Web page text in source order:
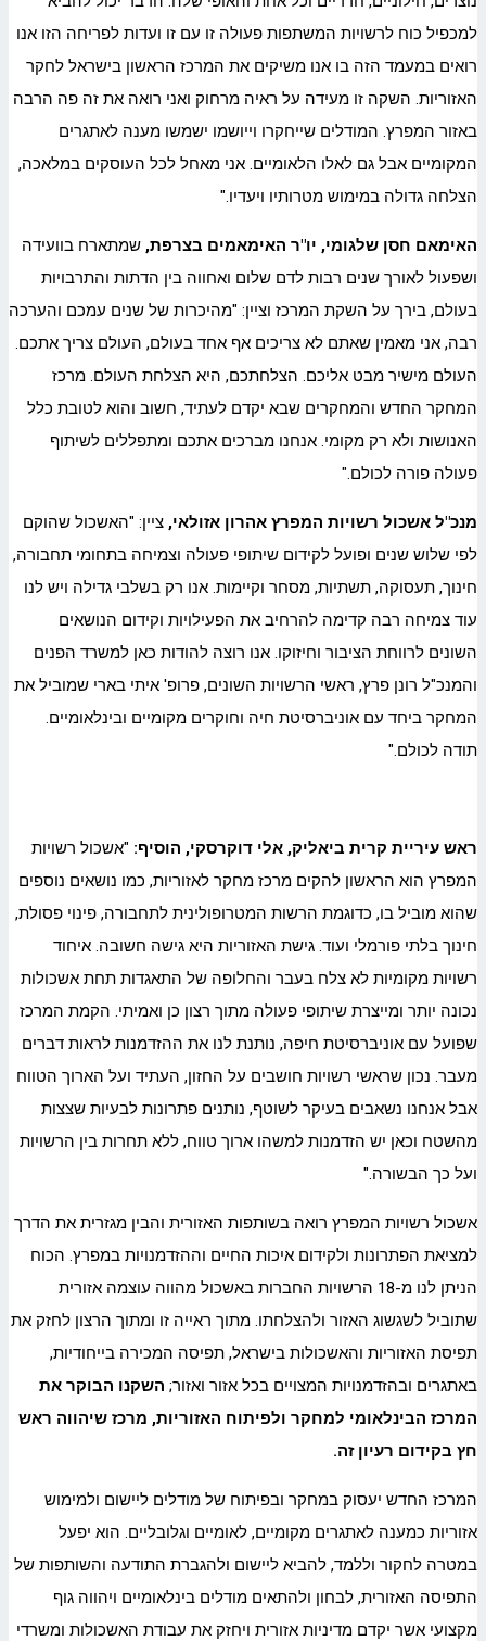
למכפיל כוח לרשויות המשתפות פעולה זו עם זו ועדות לפריחה הזו אנו
רואים במעמד הזה בו אנו משיקים את המרכז הראשון בישראל לחקר
האזוריות. השקה זו מעידה על ראיה מרחוק ואני רואה את זה פה הרבה
באזור המפרץ. המודלים שייחקרו וייושמו ישמשו מענה לאתגרים
המקומיים אבל גם לאלו הלאומיים. אני מאחל לכל העוסקים במלאכה,
הצלחה גדולה במימוש מטרותיו ויעדיו."
האימאם חסן שלגומי, יו"ר האימאמים בצרפת, שמתארח בוועידה
ושפעול לאורך שנים רבות לדם שלום ואחווה בין הדתות והתרבויות
בעולם, בירך על השקת המרכז וציין: "מהיכרות של שנים עמכם והערכה
רבה, אני מאמין שאתם לא צריכים אף אחד בעולם, העולם צריך אתכם.
העולם מישיר מבט אליכם. הצלחתכם, היא הצלחת העולם. מרכז
המחקר החדש והמחקרים שבא יקדם לעתיד, חשוב והוא לטובת כלל
האנושות ולא רק מקומי. אנחנו מברכים אתכם ומתפללים לשיתוף
פעולה פורה לכולם."
מנכ"ל אשכול רשויות המפרץ אהרון אזולאי, ציין: "האשכול שהוקם
לפי שלוש שנים ופועל לקידום שיתופי פעולה וצמיחה בתחומי תחבורה,
חינוך, תעסוקה, תשתיות, מסחר וקיימות. אנו רק בשלבי גדילה ויש לנו
עוד צמיחה רבה קדימה להרחיב את הפעילויות וקידום הנושאים
השונים לרווחת הציבור וחיזוקו. אנו רוצה להודות כאן למשרד הפנים
והמנכ"ל רונן פרץ, ראשי הרשויות השונים, פרופ' איתי בארי שמוביל את
המחקר ביחד עם אוניברסיטת חיה וחוקרים מקומיים ובינלאומיים.
תודה לכולם."
ראש עיריית קרית ביאליק, אלי דוקרסקי, הוסיף: "אשכול רשויות
המפרץ הוא הראשון להקים מרכז מחקר לאזוריות, כמו נושאים נוספים
שהוא מוביל בו, כדוגמת הרשות המטרופולינית לתחבורה, פינוי פסולת,
חינוך בלתי פורמלי ועוד. גישת האזוריות היא גישה חשובה. איחוד
רשויות מקומיות לא צלח בעבר והחלופה של התאגדות תחת אשכולות
נכונה יותר ומייצרת שיתופי פעולה מתוך רצון כן ואמיתי. הקמת המרכז
שפועל עם אוניברסיטת חיפה, נותנת לנו את ההזדמנות לראות דברים
מעבר. נכון שראשי רשויות חושבים על החזון, העתיד ועל הארוך הטווח
אבל אנחנו נשאבים בעיקר לשוטף, נותנים פתרונות לבעיות שצצות
מהשטח וכאן יש הזדמנות למשהו ארוך טווח, ללא תחרות בין הרשויות
ועל כך הבשורה."
אשכול רשויות המפרץ רואה בשותפות האזורית והבין מגזרית את הדרך
למציאת הפתרונות ולקידום איכות החיים וההזדמנויות במפרץ. הכוח
הניתן לנו מ-18 הרשויות החברות באשכול מהווה עוצמה אזורית
שתוביל לשגשוג האזור ולהצלחתו. מתוך ראייה זו ומתוך הרצון לחזק את
תפיסת האזוריות והאשכולות בישראל, תפיסה המכירה בייחודיות,
באתגרים ובהזדמנויות המצויים בכל אזור ואזור; השקנו הבוקר את
המרכז הבינלאומי למחקר ולפיתוח האזוריות, מרכז שיהווה ראש
חץ בקידום רעיון זה.
המרכז החדש יעסוק במחקר ובפיתוח של מודלים ליישום ולמימוש
אזוריות כמענה לאתגרים מקומיים, לאומיים וגלובליים. הוא יפעל
במטרה לחקור וללמד, להביא ליישום ולהגברת התודעה והשותפות של
התפיסה האזורית, לבחון ולהתאים מודלים בינלאומיים ויהווה גוף
מקצועי אשר יקדם מדיניות אזורית ויחזק את עבודת האשכולות ומשרדי